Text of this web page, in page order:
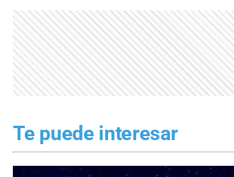
Te puede interesar